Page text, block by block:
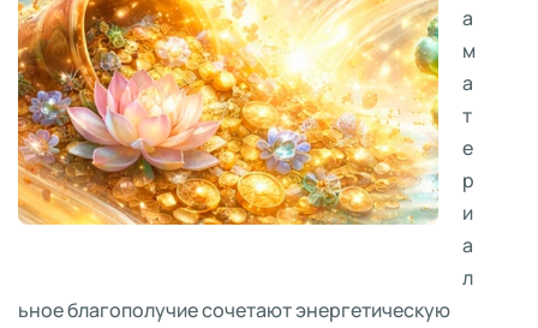
а
м
а
т
е
р
и
а
л
ьное благополучие сочетают энергетическую